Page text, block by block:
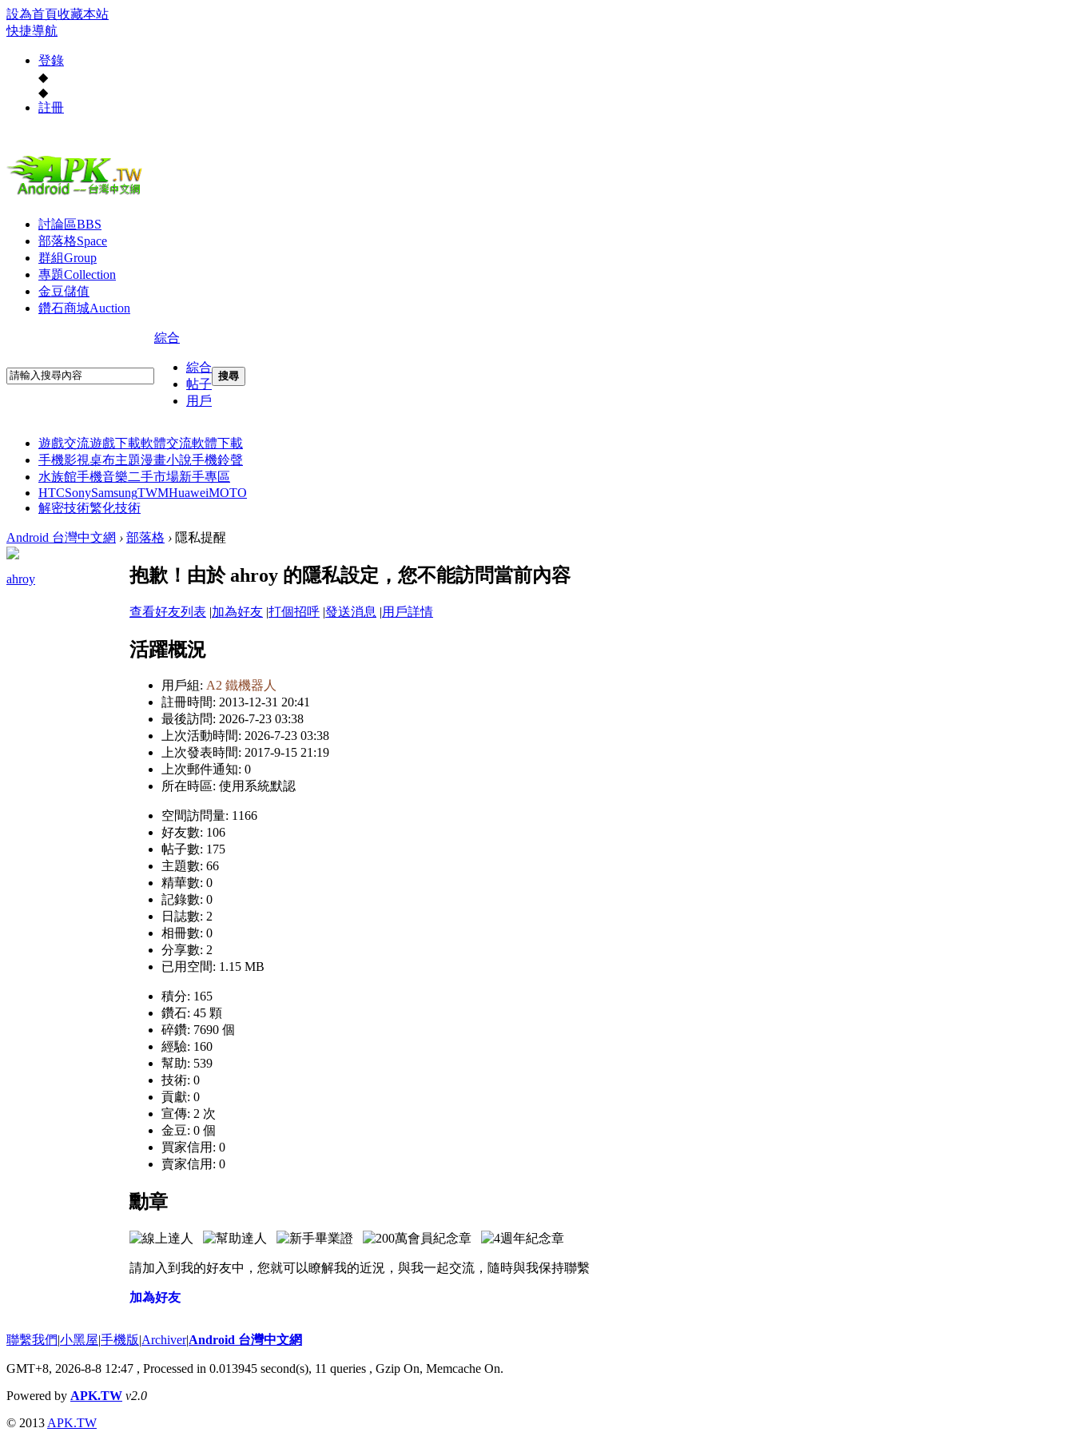
設為首頁收藏本站
快捷導航
登錄
◆
◆
註冊
討論區BBS
部落格Space
群組Group
專題Collection
金豆儲值
鑽石商城Auction
綜合
綜合
帖子
用戶
搜尋
遊戲交流遊戲下載軟體交流軟體下載
手機影視桌布主題漫畫小說手機鈴聲
水族館手機音樂二手市場新手專區
HTCSonySamsungTWMHuaweiMOTO
解密技術繁化技術
Android 台灣中文網 › 部落格 › 隱私提醒
ahroy 抱歉！由於 ahroy 的隱私設定，您不能訪問當前內容
查看好友列表 |加為好友 |打個招呼 |發送消息 |用戶詳情
活躍概況
用戶組: A2 鐵機器人
註冊時間: 2013-12-31 20:41
最後訪問: 2026-7-23 03:38
上次活動時間: 2026-7-23 03:38
上次發表時間: 2017-9-15 21:19
上次郵件通知: 0
所在時區: 使用系統默認
空間訪問量: 1166
好友數: 106
帖子數: 175
主題數: 66
精華數: 0
記錄數: 0
日誌數: 2
相冊數: 0
分享數: 2
已用空間: 1.15 MB
積分: 165
鑽石: 45 顆
碎鑽: 7690 個
經驗: 160
幫助: 539
技術: 0
貢獻: 0
宣傳: 2 次
金豆: 0 個
買家信用: 0
賣家信用: 0
勳章
請加入到我的好友中，您就可以瞭解我的近況，與我一起交流，隨時與我保持聯繫
加為好友
聯繫我們|小黑屋|手機版|Archiver|Android 台灣中文網
GMT+8, 2026-8-8 12:47 , Processed in 0.013945 second(s), 11 queries , Gzip On, Memcache On.
Powered by APK.TW v2.0
© 2013 APK.TW